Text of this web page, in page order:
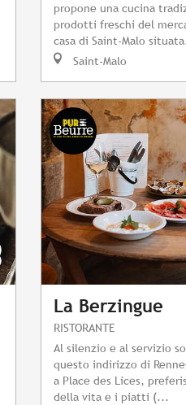
propone una cucina
prodotti freschi del
casa di Saint-Malo
Saint-Malo
La Berzingue
RISTORANTE
Al silenzio e al servizio
questo indirizzo di
a Place des Lices,
della vita e i piatti (...